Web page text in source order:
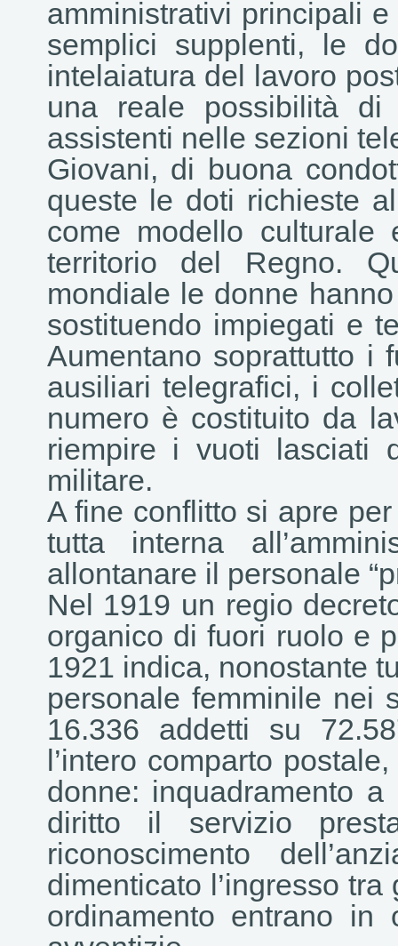
amministrativi principali
semplici supplenti, le
intelaiatura del lavoro
una reale possibilità
assistenti nelle sezioni
Giovani, di buona
queste le doti richieste
come modello
territorio del Regno.
mondiale le donne
sostituendo impiegati e
Aumentano soprattutto i
ausiliari telegrafici, i
numero è costituito da
riempire i vuoti lasciati
militare.
A fine conflitto si apre
tutta interna
allontanare il personale
Nel 1919 un regio
organico di fuori ruolo e
1921 indica, nonostante
personale femminile nei
16.336 addetti su
l’intero comparto
donne: inquadramento
diritto il servizio
riconoscimento
dimenticato l’ingresso
ordinamento entrano in